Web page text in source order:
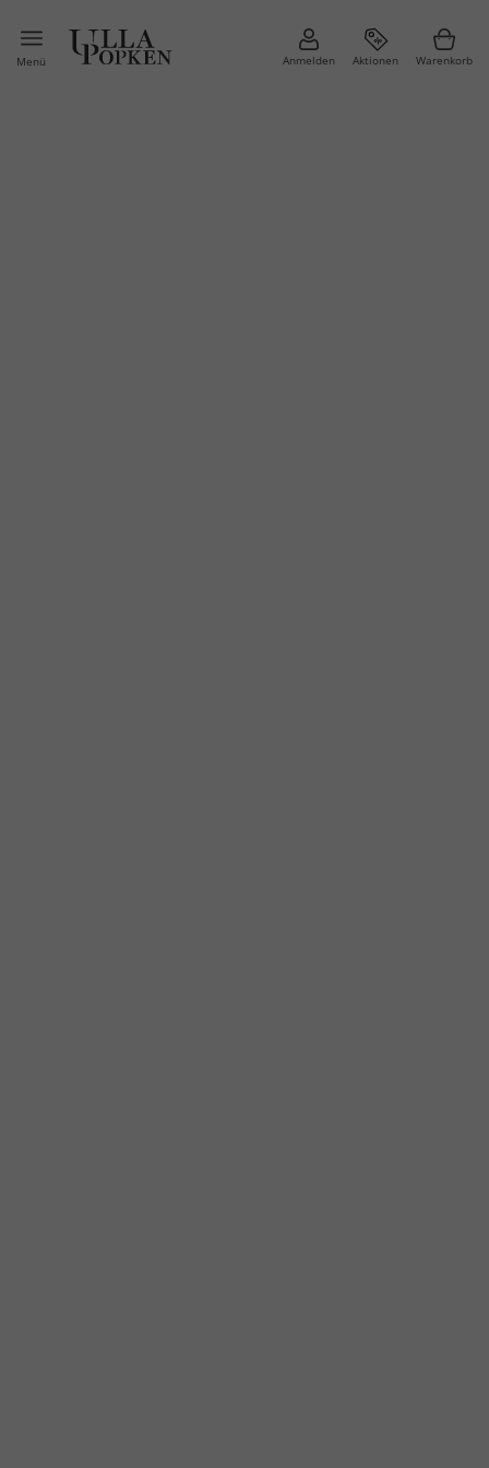
Menü Anmelden Aktionen Warenkorb